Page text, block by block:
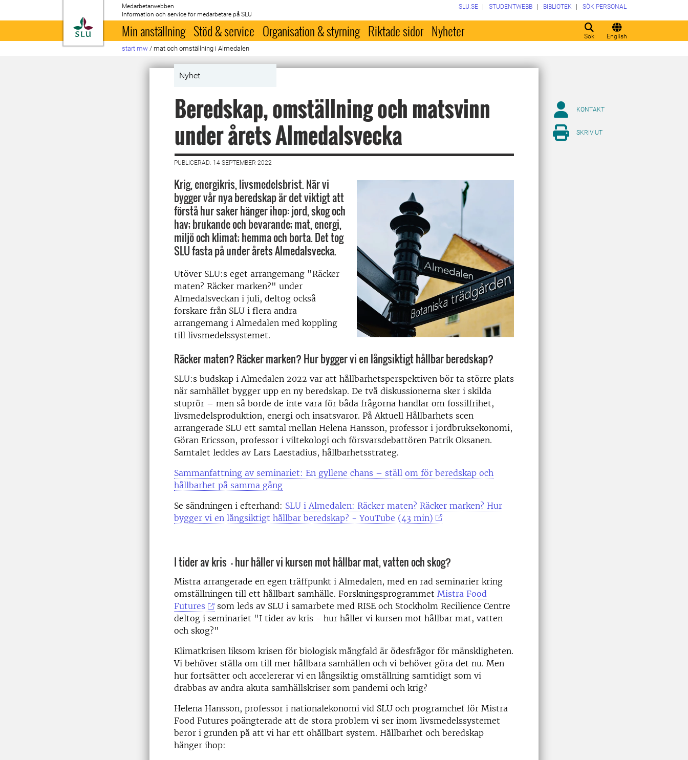
Till startsida
Medarbetarwebben
Information och service för medarbetare på SLU
Sök English
SLU.SE STUDENTWEBB BIBLIOTEK SÖK PERSONAL
Min anställning Stöd & service Organisation & styrning Riktade sidor Nyheter
start mw / mat och omställning i Almedalen
Nyhet
Beredskap, omställning och matsvinn
under årets Almedalsvecka
PUBLICERAD: 14 SEPTEMBER 2022
Krig, energikris, livsmedelsbrist. När vi
bygger vår nya beredskap är det viktigt att
förstå hur saker hänger ihop: jord, skog och
hav; brukande och bevarande; mat, energi,
miljö och klimat; hemma och borta. Det tog
SLU fasta på under årets Almedalsvecka.
Utöver SLU:s eget arrangemang "Räcker
maten? Räcker marken?" under
Almedalsveckan i juli, deltog också
forskare från SLU i flera andra
arrangemang i Almedalen med koppling
till livsmedelssystemet.
Räcker maten? Räcker marken? Hur bygger vi en långsiktigt hållbar beredskap?
SLU:s budskap i Almedalen 2022 var att hållbarhetsperspektiven bör ta större plats
när samhället bygger upp en ny beredskap. De två diskussionerna sker i skilda
stuprör – men så borde de inte vara för båda frågorna handlar om fossilfrihet,
livsmedelsproduktion, energi och insatsvaror. På Aktuell Hållbarhets scen
arrangerade SLU ett samtal mellan Helena Hansson, professor i jordbruksekonomi,
Göran Ericsson, professor i viltekologi och försvarsdebattören Patrik Oksanen.
Samtalet leddes av Lars Laestadius, hållbarhetsstrateg.
Sammanfattning av seminariet: En gyllene chans – ställ om för beredskap och
hållbarhet på samma gång
Se sändningen i efterhand: SLU i Almedalen: Räcker maten? Räcker marken? Hur
bygger vi en långsiktigt hållbar beredskap? - YouTube (43 min)
I tider av kris – hur håller vi kursen mot hållbar mat, vatten och skog?
Mistra arrangerade en egen träffpunkt i Almedalen, med en rad seminarier kring
omställningen till ett hållbart samhälle. Forskningsprogrammet Mistra Food
Futures
som leds av SLU i samarbete med RISE och Stockholm Recilience Centre
deltog i seminariet "I tider av kris - hur håller vi kursen mot hållbar mat, vatten
och skog?"
Klimatkrisen liksom krisen för biologisk mångfald är ödesfrågor för mänskligheten.
Vi behöver ställa om till mer hållbara samhällen och vi behöver göra det nu. Men
hur fortsätter och accelererar vi en långsiktig omställning samtidigt som vi
drabbas av andra akuta samhällskriser som pandemi och krig?
Helena Hansson, professor i nationalekonomi vid SLU och programchef för Mistra
Food Futures poängterade att de stora problem vi ser inom livsmedelssystemet
beror i grunden på att vi har ett ohållbart system. Hållbarhet och beredskap
hänger ihop:
KONTAKT
SKRIV UT